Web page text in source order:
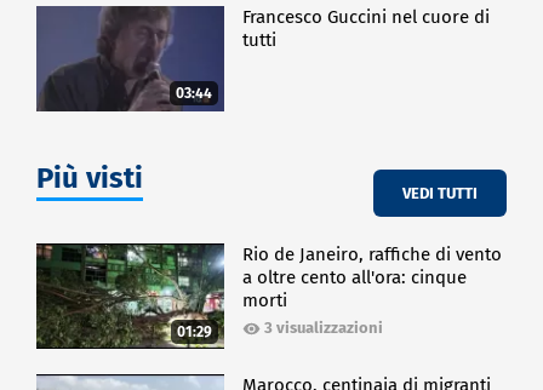
03:44
Francesco Guccini nel cuore di
tutti
Più visti VEDI TUTTI
01:29
Rio de Janeiro, raffiche di vento
a oltre cento all'ora: cinque
morti
3 visualizzazioni
Marocco, centinaia di migranti